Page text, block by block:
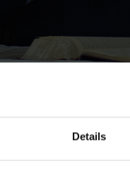
Details
Johannesstift
mit